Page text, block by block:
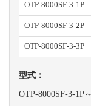
OTP-8000SF-3-1P
OTP-8000SF-3-2P
OTP-8000SF-3-3P
型式：
OTP-8000SF-3-1P